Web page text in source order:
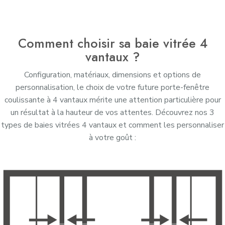
Comment choisir sa baie vitrée 4
vantaux ?
Configuration, matériaux, dimensions et options de
personnalisation, le choix de votre future porte-fenêtre
coulissante à 4 vantaux mérite une attention particulière pour
un résultat à la hauteur de vos attentes. Découvrez nos 3
types de baies vitrées 4 vantaux et comment les personnaliser
à votre goût :